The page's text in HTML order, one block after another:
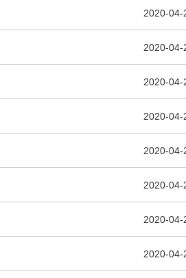
2020-04-
2020-04-
2020-04-
2020-04-
2020-04-
2020-04-
2020-04-
2020-04-